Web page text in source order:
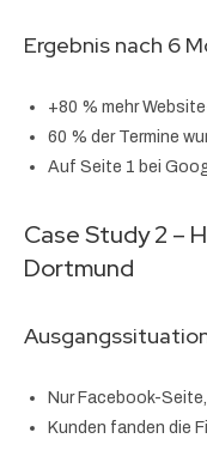
Ergebnis nach 6
+80 % mehr
60 % der Termine
Auf Seite 1 bei
Case Study 2 –
Dortmund
Nur Facebook-
Kunden fanden die